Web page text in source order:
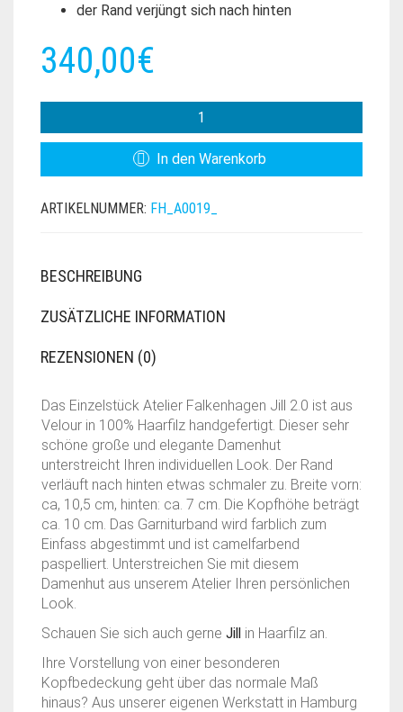
der Rand verjüngt sich nach hinten
340,00€
FALKENHAGEN
In den Warenkorb
ARTIKELNUMMER: FH_A0019_
BESCHREIBUNG
ZUSÄTZLICHE INFORMATION
REZENSIONEN (0)
Das Einzelstück Atelier Falkenhagen Jill 2.0 ist aus
Velour in 100% Haarfilz handgefertigt. Dieser sehr
schöne große und elegante Damenhut
unterstreicht Ihren individuellen Look. Der Rand
verläuft nach hinten etwas schmaler zu. Breite vorn:
ca, 10,5 cm, hinten: ca. 7 cm. Die Kopfhöhe beträgt
ca. 10 cm. Das Garniturband wird farblich zum
Einfass abgestimmt und ist camelfarbend
paspelliert. Unterstreichen Sie mit diesem
Damenhut aus unserem Atelier Ihren persönlichen
Look.
Schauen Sie sich auch gerne Jill in Haarfilz an.
Ihre Vorstellung von einer besonderen
Kopfbedeckung geht über das normale Maß
hinaus? Aus unserer eigenen Werkstatt in Hamburg